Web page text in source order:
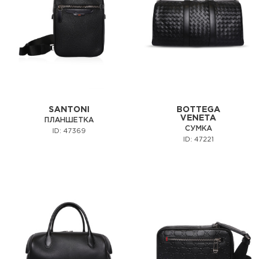
SANTONI
ПЛАНШЕТКА
ID: 47369
BOTTEGA
VENETA
СУМКА
ID: 47221